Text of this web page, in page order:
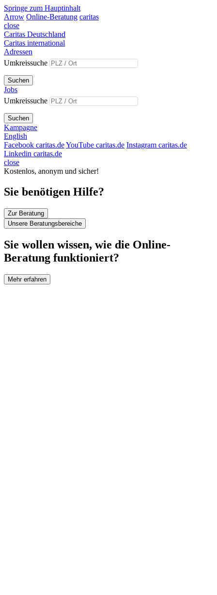
Springe zum Hauptinhalt
Arrow Online-Beratung caritas
close
Caritas Deutschland
Caritas international
Adressen
Umkreissuche
Suchen
Jobs
Umkreissuche
Suchen
Kampagne
English
Facebook caritas.deYouTube caritas.de Instagram caritas.de
Linkedin caritas.de
close
Kostenlos, anonym und sicher!
Sie benötigen Hilfe?
Zur Beratung
Unsere Beratungsbereiche
Sie wollen wissen, wie die Online-
Beratung funktioniert?
Mehr erfahren